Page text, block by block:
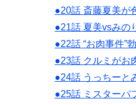
●20話 斎藤夏美が
●21話 夏美vsみの
●22話 “お肉事件”
●23話 クルミが
●24話 うっちーと
●25話 ミスターパ